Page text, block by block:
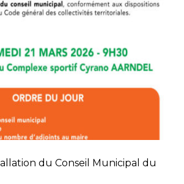
du Conseil Municipal du